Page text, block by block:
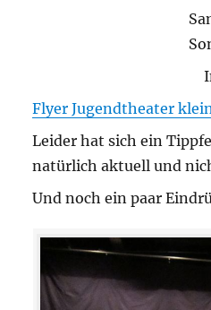
Flyer Jugendtheater
Leider hat sich ein
natürlich aktuell und
Und noch ein paar